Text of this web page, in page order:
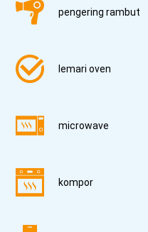
pengering rambut
lemari oven
microwave
kompor